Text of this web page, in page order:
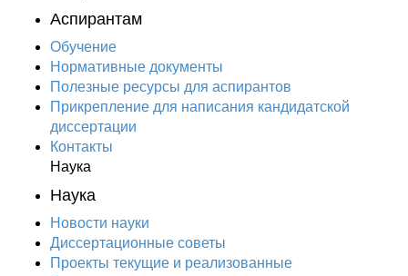
Аспирантам
Обучение
Нормативные документы
Полезные ресурсы для аспирантов
Прикрепление для написания кандидатской
диссертации
Контакты
Наука
Наука
Новости науки
Диссертационные советы
Проекты текущие и реализованные